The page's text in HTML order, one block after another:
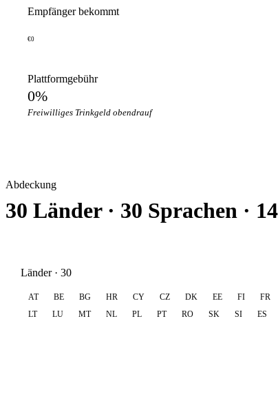
Empfänger bekommt
€0
Plattformgebühr
0%
Freiwilliges Trinkgeld obendrauf
Abdeckung
30 Länder · 30 Sprachen ·
Länder · 30
AT BE BG HR CY CZ DK EE FI FR
LT
LU MT NL PL PT RO SK SI ES